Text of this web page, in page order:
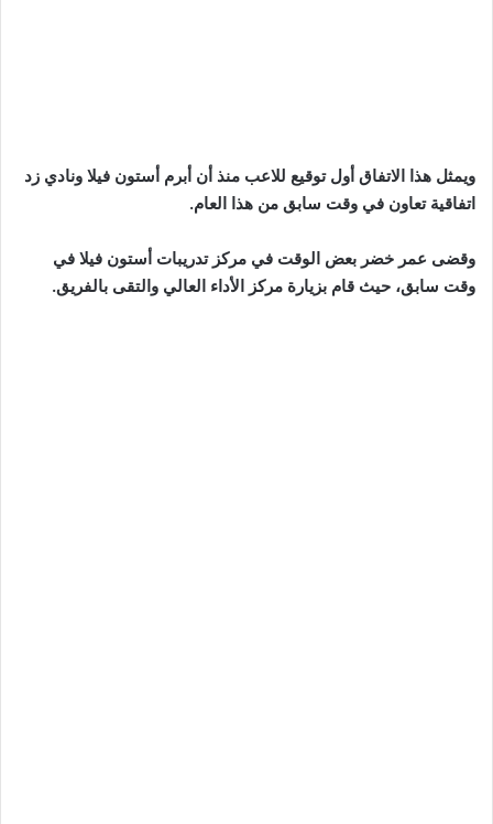
ويمثل هذا الاتفاق أول توقيع للاعب منذ أن أبرم أستون فيلا ونادي زد
اتفاقية تعاون في وقت سابق من هذا العام.
وقضى عمر خضر بعض الوقت في مركز تدريبات أستون فيلا في
وقت سابق، حيث قام بزيارة مركز الأداء العالي والتقى بالفريق.